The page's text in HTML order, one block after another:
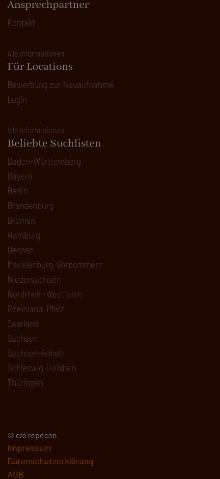
Ansprechpartner
Kontakt
Alle Informationen
Für Locations
Bewerbung zur Neuaufnahme
Login
Alle Informationen
Beliebte Suchlisten
Baden-Württemberg
Bayern
Berlin
Brandenburg
Bremen
Hamburg
Hessen
Mecklenburg-Vorpommern
Niedersachsen
Nordrhein-Westfalen
Rheinland-Pfalz
Saarland
Sachsen
Sachsen-Anhalt
Schleswig-Holstein
Thüringen
© c/o repecon
Impressum
Datenschutzerklärung
AGB